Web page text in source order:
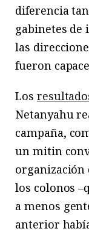
diferencia
gabinetes de
las
fueron
Los
Netanyahu
campaña,
un mitin
organización
los colonos
a menos
anterior